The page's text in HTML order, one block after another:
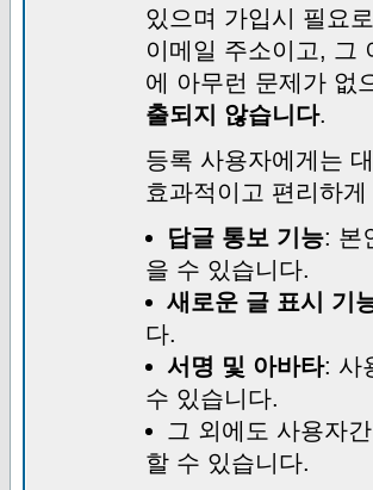
있으며 가입시 필요
이메일 주소이고, 그
에 아무런 문제가 없
출되지 않습니다.
등록 사용자에게는
효과적이고 편리하
답글 통보 기능: 본
을 수 있습니다.
새로운 글 표시 기
다.
서명 및 아바타: 사
수 있습니다.
그 외에도 사용자
할 수 있습니다.